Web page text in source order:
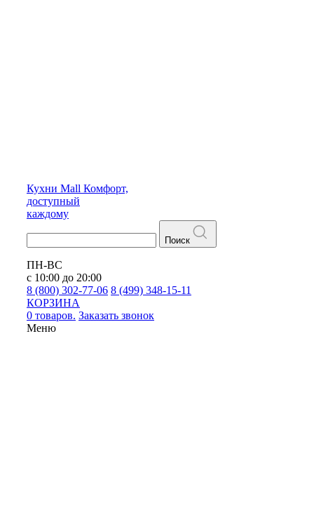
Кухни Mall Комфорт,
доступный
каждому
Поиск
ПН-ВС
с 10:00 до 20:00
8 (800) 302-77-06 8 (499) 348-15-11
КОРЗИНА
0 товаров. Заказать звонок
Меню